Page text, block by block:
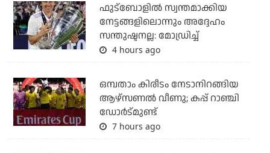
ഫുട്ബോളില്‍ സ്വന്തമാക്കിയ
നേട്ടങ്ങളിലൊന്നും അദ്ദേഹം
സന്തുഷ്ടനല്ല: മോഡ്രിച്ച്
4 hours ago
ഒമ്പതാം കിരീടം നേടാനിറങ്ങിയ
ആഴ്സണല്‍ വീണു; കപ്പ് റാഞ്ചി
ഡോര്‍ട്മുണ്ട്
7 hours ago